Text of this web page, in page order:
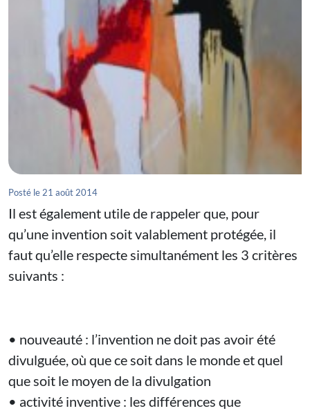
Posté le 21 août 2014
Il est également utile de rappeler que, pour
qu’une invention soit valablement protégée, il
faut qu’elle respecte simultanément les 3 critères
suivants :
• nouveauté : l’invention ne doit pas avoir été
divulguée, où que ce soit dans le monde et quel
que soit le moyen de la divulgation
• activité inventive : les différences que